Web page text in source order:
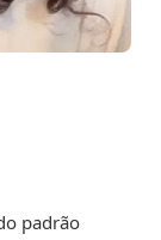
padrão